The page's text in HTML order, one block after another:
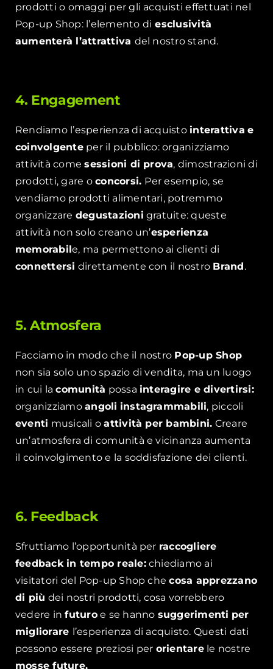
prodotti o omaggi per gli acquisti effettuati nel
Pop-up Shop: l’elemento di esclusività
aumenterà l’attrattiva del nostro stand.
4. Engagement
Rendiamo l’esperienza di acquistointerattiva e
coinvolgenteper il pubblico: organizziamo
attività comesessioni di prova, dimostrazioni di
prodotti, gare oconcorsi. Per esempio, se
vendiamo prodotti alimentari, potremmo
organizzare degustazioni gratuite: queste
attività non solo creano un’esperienza
memorabile, ma permettono ai clienti di
connettersi direttamente con il nostro Brand.
5. Atmosfera
Facciamo in modo che il nostro Pop-up Shop
non sia solo uno spazio di vendita, ma un luogo
in cui lacomunità possa interagire e divertirsi:
organizziamoangoli instagrammabili, piccoli
eventi musicali oattività per bambini. Creare
un’atmosfera di comunità e vicinanza aumenta
il coinvolgimento e la soddisfazione dei clienti.
6. Feedback
Sfruttiamo l’opportunità per raccogliere
feedback in tempo reale:chiediamo ai
visitatori del Pop-up Shop checosa apprezzano
di più dei nostri prodotti, cosa vorrebbero
vedere infuturoe se hanno suggerimenti per
migliorare l’esperienza di acquisto. Questi dati
possono essere preziosi per orientarele nostre
mosse future.